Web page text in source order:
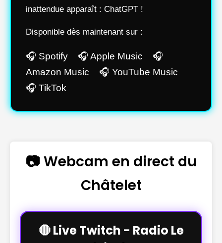
inattendue apparaît : ChatGPT !
Disponible dès maintenant sur :
🎧 Spotify 🎧 Apple Music 🎧
Amazon Music 🎧 YouTube Music
🎧 TikTok
📷 Webcam en direct du
Châtelet
🔴 Live Twitch - Radio Le